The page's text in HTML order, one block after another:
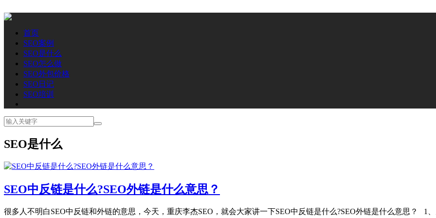
首页
SEO案例
SEO是什么
SEO怎么做
SEO外包价格
SEO日记
SEO培训
SEO是什么
SEO中反链是什么?SEO外链是什么意思？
很多人不明白SEO中反链和外链的意思，今天，重庆李杰SEO，就会大家讲一下SEO中反链是什么?SEO外链是什么意思？